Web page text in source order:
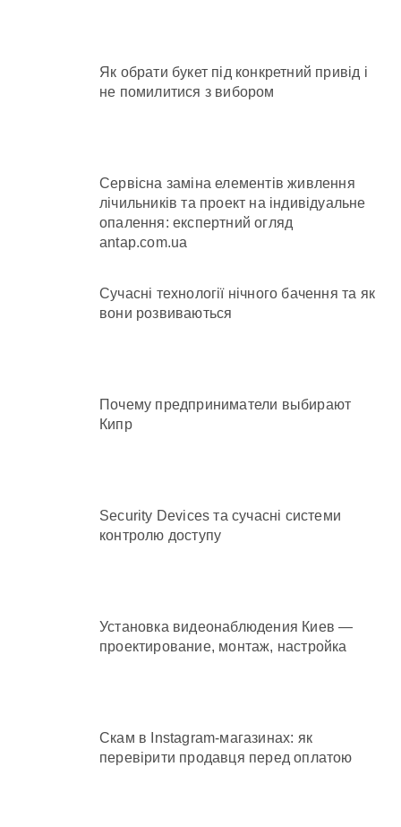
Як обрати букет під конкретний привід і
не помилитися з вибором
Сервісна заміна елементів живлення
лічильників та проект на індивідуальне
опалення: експертний огляд
antap.com.ua
Сучасні технології нічного бачення та як
вони розвиваються
Почему предприниматели выбирают
Кипр
Security Devices та сучасні системи
контролю доступу
Установка видеонаблюдения Киев —
проектирование, монтаж, настройка
Скам в Instagram-магазинах: як
перевірити продавця перед оплатою